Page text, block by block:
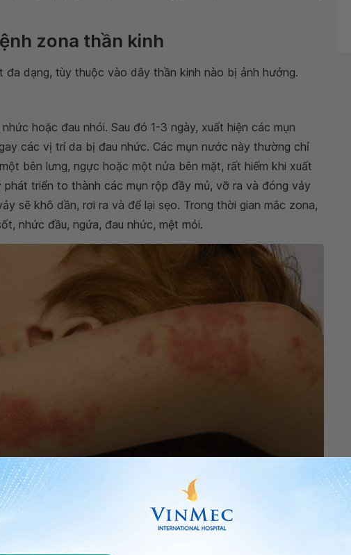
zona thần kinh
đa dạng, tùy thuộc vào dây thần kinh nào bị ảnh hưởng.
hoặc đau nhói. Sau đó 1-3 ngày, xuất hiện các mụn
các vị trí da bị đau nhức. Các mụn nước này thường chỉ
bên lưng, ngực hoặc một nửa bên mặt, rất hiếm khi xuất
triển to thành các mụn rộp đầy mủ, vỡ ra và đóng vảy
sẽ khô dần, rơi ra và để lại sẹo. Trong thời gian mắc zona,
nhức đầu, ngứa, đau nhức, mệt mỏi.